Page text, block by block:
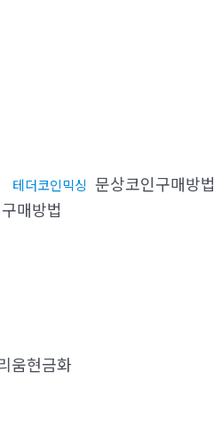
테더코인믹싱 문상코인구매방법
매방법
움현금화